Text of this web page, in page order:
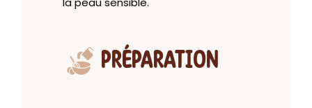
PRÉPARATION